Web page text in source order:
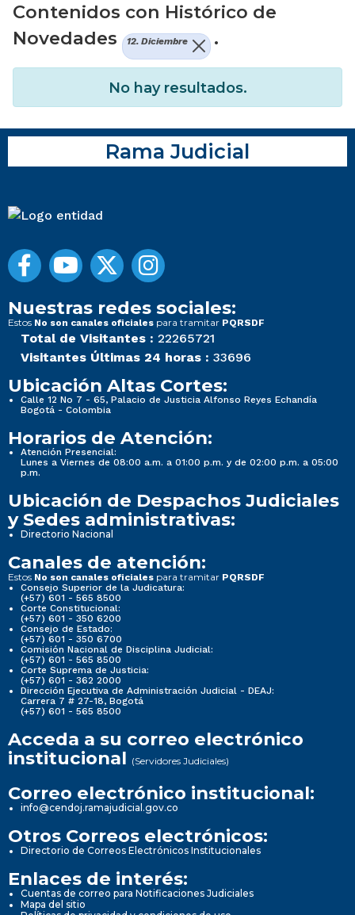
Contenidos con Histórico de
Novedades
12. Diciembre .
No hay resultados.
Rama Judicial
Nuestras redes sociales:
Estos No son canales oficiales para tramitar PQRSDF
Total de Visitantes : 22265721
Visitantes Últimas 24 horas : 33696
Ubicación Altas Cortes:
Calle 12 No 7 - 65, Palacio de Justicia Alfonso Reyes Echandía
Bogotá - Colombia
Horarios de Atención:
Atención Presencial:
Lunes a Viernes de 08:00 a.m. a 01:00 p.m. y de 02:00 p.m. a 05:00
p.m.
Ubicación de Despachos Judiciales
y Sedes administrativas:
Directorio Nacional
Canales de atención:
Estos No son canales oficiales para tramitar PQRSDF
Consejo Superior de la Judicatura:
(+57) 601 - 565 8500
Corte Constitucional:
(+57) 601 - 350 6200
Consejo de Estado:
(+57) 601 - 350 6700
Comisión Nacional de Disciplina Judicial:
(+57) 601 - 565 8500
Corte Suprema de Justicia:
(+57) 601 - 362 2000
Dirección Ejecutiva de Administración Judicial - DEAJ:
Carrera 7 # 27-18, Bogotá
(+57) 601 - 565 8500
Acceda a su correo electrónico
institucional (Servidores Judiciales)
Correo electrónico institucional:
info@cendoj.ramajudicial.gov.co
Otros Correos electrónicos:
Directorio de Correos Electrónicos Institucionales
Enlaces de interés:
Cuentas de correo para Notificaciones Judiciales
Mapa del sitio